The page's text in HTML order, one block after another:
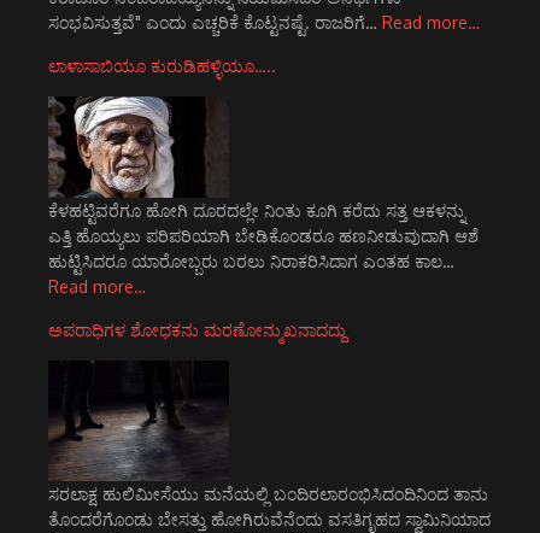
ಸಂಭವಿಸುತ್ತವೆ" ಎಂದು ಎಚ್ಚರಿಕೆ ಕೊಟ್ಟನಷ್ಟೆ. ರಾಜರಿಗೆ… Read more…
ಲಾಳಾಸಾಬಿಯೂ ಕುರುಡಿಹಳ್ಳಿಯೂ…..
ಕೆಳಹಟ್ಟಿವರೆಗೂ ಹೋಗಿ ದೂರದಲ್ಲೇ ನಿಂತು ಕೂಗಿ ಕರೆದು ಸತ್ತ ಆಕಳನ್ನು
ಎತ್ತಿ ಹೊಯ್ಯಲು ಪರಿಪರಿಯಾಗಿ ಬೇಡಿಕೊಂಡರೂ ಹಣನೀಡುವುದಾಗಿ ಆಶೆ
ಹುಟ್ಟಿಸಿದರೂ ಯಾರೋಬ್ಬರು ಬರಲು ನಿರಾಕರಿಸಿದಾಗ ಎಂತಹ ಕಾಲ…
Read more…
ಅಪರಾಧಿಗಳ ಶೋಧಕನು ಮರಣೋನ್ಮುಖನಾದದ್ದು
ಸರಲಾಕ್ಷ ಹುಲಿಮೀಸೆಯು ಮನೆಯಲ್ಲಿ ಬಂದಿರಲಾರಂಭಿಸಿದಂದಿನಿಂದ ತಾನು
ತೊಂದರೆಗೊಂಡು ಬೇಸತ್ತು ಹೋಗಿರುವೆನೆಂದು ವಸತಿಗೃಹದ ಸ್ವಾಮಿನಿಯಾದ